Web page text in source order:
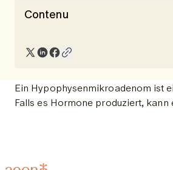
Contenu
Ein Hypophysenmikroadenom ist
Falls es Hormone produziert,